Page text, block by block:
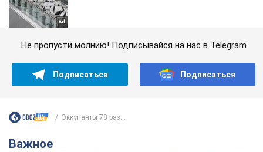
Не пропусти молнию! Подписывайся на нас в Telegram
Подписаться Подписаться
Оккупанты 78 раз...
Важное